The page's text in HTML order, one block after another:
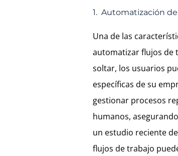
1. Automatización
Una de las
automatizar flujos de
soltar, los usuarios
específicas de su
gestionar procesos
humanos,
un estudio reciente
flujos de trabajo